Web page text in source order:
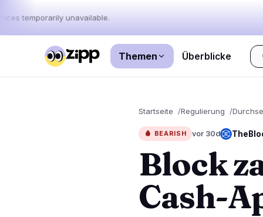
temporarily unavailable.
Themen Überblicke
Nachrichten 46
Neueste Nachrichten
Eilmeldungen 33
Ausgewählte Geschichten
Märkte
ETFs
Makro
Startseite Regulierung
🩸 BEARISH vor 30d
Block
Cash-